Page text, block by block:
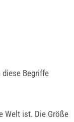
diese Begriffe
Welt ist. Die Größe